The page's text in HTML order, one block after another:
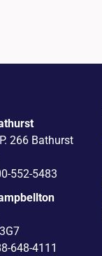
266 Bathurst
552-5483
648-4111